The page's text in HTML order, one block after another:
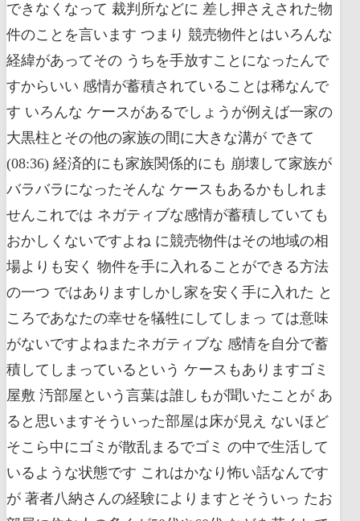
できなくなって 裁判所などに 差し押さえされた物
件のことを言います つまり 競売物件とはいろんな
経緯があってその うちを手放すことになったんで
すからいい 感情が蓄積されていることは稀なんで
す いろんな ケースがあるでしょうが例えば一家の
大黒柱とその他の家族の間に大きな溝が できて
(08:36) 経済的にも家族関係的にも 崩壊して家族が
バラバラになったそんな ケースもあるかもしれま
せんこれでは ネガティブな感情が蓄積していても
おかしくないですよね に競売物件はその地域の相
場よりも安く 物件を手に入れることができる方法
の一つ ではありますしかし家を安く手に入れた と
ころであなたの幸せを犠牲にしてしまっ ては意味
がないですよねまたネガティブな 感情を自分で蓄
積してしまっているという ケースもありますゴミ
屋敷 汚部屋という言葉は誰しもが聞いたことが あ
ると思いますそういった部屋は床が見え ないほど
そこら中にゴミが散乱まるでゴミ の中で生活して
いるような状態です これはかなり怖い話なんです
が 著者八納さんの経験によりますとそういっ たお